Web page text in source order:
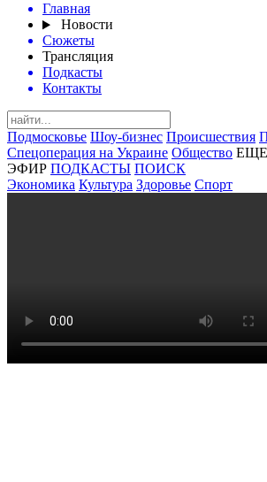
Главная
Новости
Сюжеты
Трансляция
Подкасты
Контакты
Подмосковье Шоу-бизнес Происшествия
Спецоперация на Украине Общество
ЭФИР ПОДКАСТЫ ПОИСК
Экономика Культура Здоровье Спорт